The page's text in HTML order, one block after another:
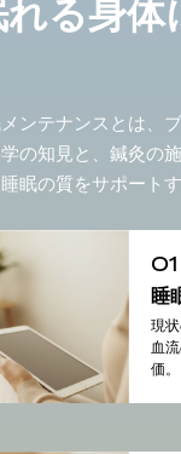
れる身体
ンテナンスとは、
の知見と、鍼灸の
睡眠の質をサポート
睡
現
血
価。